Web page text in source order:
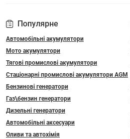
Популярне
Автомобільні акумулятори
Мото акумулятори
Тягові промислові акумулятори
Стаціонарні промислові акумулятори АGM
Бензинові генератори
Газ\бензин генератори
Дизельні генератори
Автомобільні аксесуари
Оливи та автохімія